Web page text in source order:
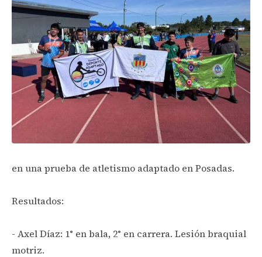
en una prueba de atletismo adaptado en Posadas.
Resultados:
- Axel Díaz: 1° en bala, 2° en carrera. Lesión braquial
motriz.